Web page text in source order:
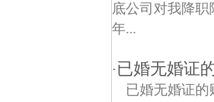
底公司对我降
年...
·已婚无婚证
已婚无婚证